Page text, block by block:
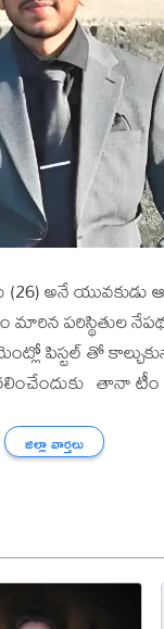
అనే
మారిన పరిస్థితుల
పిస్టల్ తో
తానా టీం
జిల్లా వార్తలు